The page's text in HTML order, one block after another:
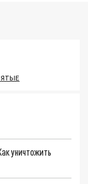
уничтожить